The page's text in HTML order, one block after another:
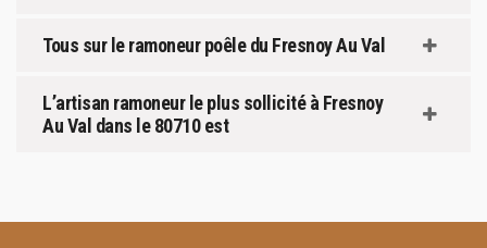
Tous sur le ramoneur poêle du Fresnoy Au Val
L’artisan ramoneur le plus sollicité à Fresnoy
Au Val dans le 80710 est